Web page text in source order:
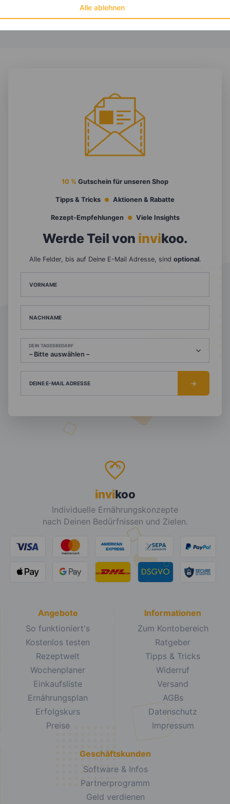
Alle ablehnen
10 % Gutschein für unseren Shop
Tipps & Tricks Aktionen & Rabatte
Rezept-Empfehlungen Viele Insights
Werde Teil von invikoo.
Alle Felder, bis auf Deine E-Mail Adresse, sind optional.
VORNAME
NACHNAME
DEIN TAGESBEDARF
DEINE E-MAIL ADRESSE
invikoo
Individuelle Ernährungskonzepte
nach Deinen Bedürfnissen und Zielen.
Angebote
So funktioniert's
Kostenlos testen
Rezeptwelt
Wochenplaner
Einkaufsliste
Ernährungsplan
Erfolgskurs
Preise
Informationen
Zum Kontobereich
Ratgeber
Tipps & Tricks
Widerruf
Versand
AGBs
Datenschutz
Impressum
Geschäftskunden
Software & Infos
Partnerprogramm
Geld verdienen